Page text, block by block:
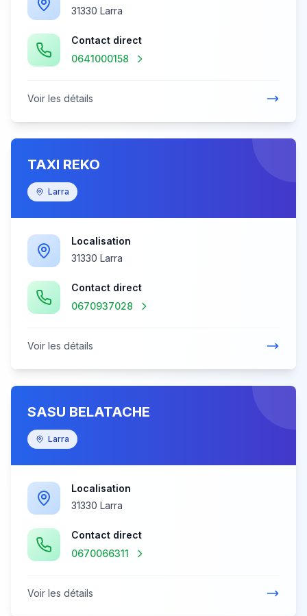
31330 Larra
Contact direct
0641000158
Voir les détails
TAXI REKO
Larra
Localisation
31330 Larra
Contact direct
0670937028
Voir les détails
SASU BELATACHE
Larra
Localisation
31330 Larra
Contact direct
0670066311
Voir les détails